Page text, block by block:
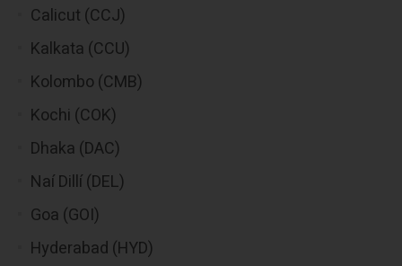
Calicut (CCJ)
Kalkata (CCU)
Kolombo (CMB)
Kochi (COK)
Dhaka (DAC)
Naí Dillí (DEL)
Goa (GOI)
Hyderabad (HYD)